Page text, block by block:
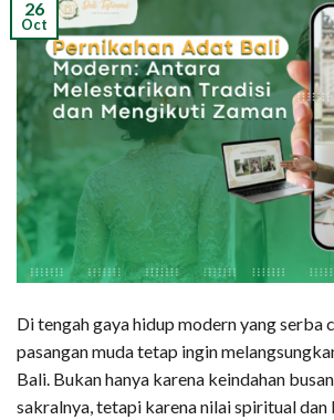
26
Oct
Di tengah gaya hidup modern yang serba
pasangan muda tetap ingin
Bali. Bukan hanya karena keindahan
sakralnya, tetapi karena nilai spiritual dan